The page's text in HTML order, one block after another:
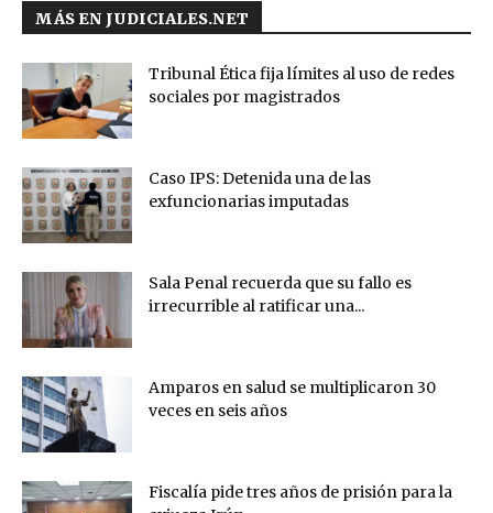
MÁS EN JUDICIALES.NET
Tribunal Ética fija límites al uso de redes
sociales por magistrados
Caso IPS: Detenida una de las
exfuncionarias imputadas
Sala Penal recuerda que su fallo es
irrecurrible al ratificar una...
Amparos en salud se multiplicaron 30
veces en seis años
Fiscalía pide tres años de prisión para la